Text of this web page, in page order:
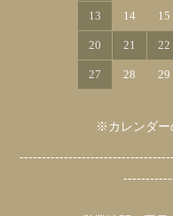
13 14 15
20 21 22
27 28 29
※カレンダー